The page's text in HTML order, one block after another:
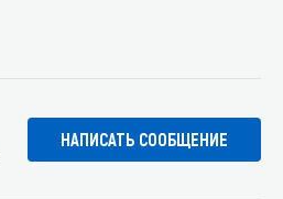
НАПИСАТЬ СООБЩЕНИЕ